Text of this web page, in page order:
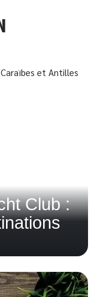
Club :